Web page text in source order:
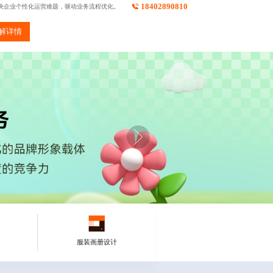
业个性化运营难题，驱动业务流程优化。 18402890810
详情
服装画册设计